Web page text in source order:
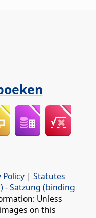
Policy | Statutes
-Satzung (binding
Unless
on this